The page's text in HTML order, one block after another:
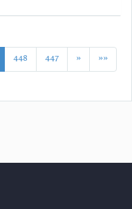
««
«
447
448